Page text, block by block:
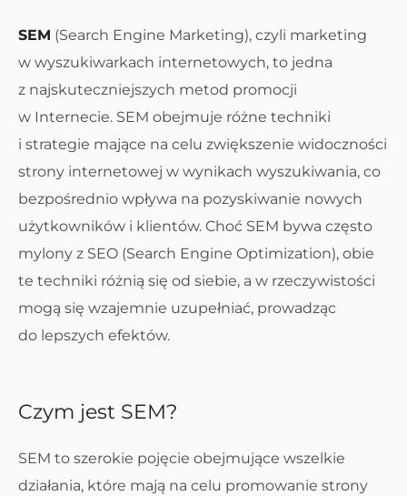
SEM (Search Engine Marketing), czyli marketing
w wyszukiwarkach internetowych, to jedna
z najskuteczniejszych metod promocji
w Internecie. SEM obejmuje różne techniki
i strategie mające na celu zwiększenie widoczności
strony internetowej w wynikach wyszukiwania, co
bezpośrednio wpływa na pozyskiwanie nowych
użytkowników i klientów. Choć SEM bywa często
mylony z SEO (Search Engine Optimization), obie
te techniki różnią się od siebie, a w rzeczywistości
mogą się wzajemnie uzupełniać, prowadząc
do lepszych efektów.
Czym jest SEM?
SEM to szerokie pojęcie obejmujące wszelkie
działania, które mają na celu promowanie strony